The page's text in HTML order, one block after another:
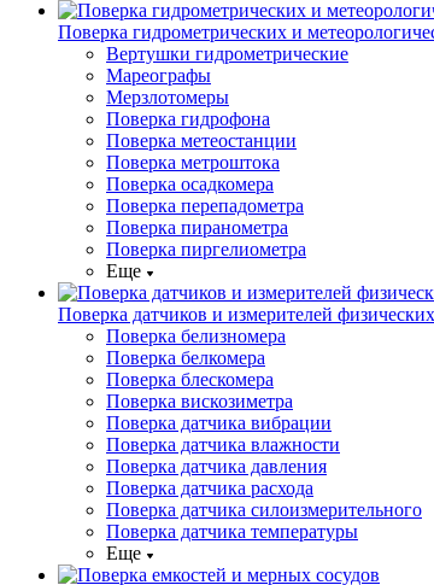
Поверка гидрометрических и
Вертушки гидрометрические
Мареографы
Мерзлотомеры
Поверка гидрофона
Поверка метеостанции
Поверка метроштока
Поверка осадкомера
Поверка перепадометра
Поверка пиранометра
Поверка пиргелиометра
Еще
Поверка датчиков и измерителей
Поверка белизномера
Поверка белкомера
Поверка блескомера
Поверка вискозиметра
Поверка датчика вибрации
Поверка датчика влажности
Поверка датчика давления
Поверка датчика расхода
Поверка датчика силоизмерительного
Поверка датчика температуры
Еще